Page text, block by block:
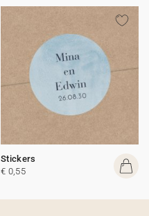
Stickers
€ 0,55